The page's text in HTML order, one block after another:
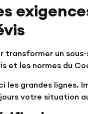
transformer un
et les normes du
les grandes lignes.
votre situation